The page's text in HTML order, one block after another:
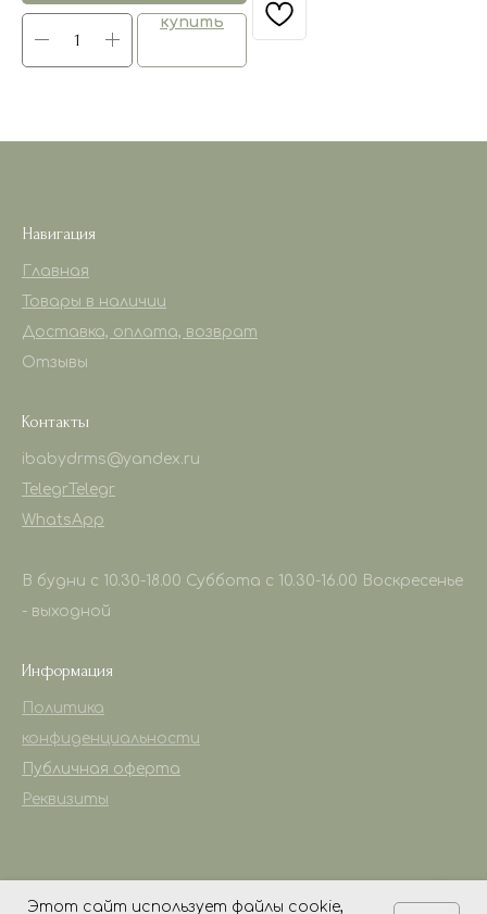
купить
Навигация
Главная
Товары в наличии
Доставка, оплата, возврат
Отзывы
Контакты
ibabydrms@yandex.ru
Telegr Telegr
WhatsApp
В будни с 10.30-18.00 Суббота с 10.30-16.00 Воскресенье
- выходной
Информация
Политика
конфиденциальности
Публичная оферта
Реквизиты
Этот сайт использует файлы cookie,